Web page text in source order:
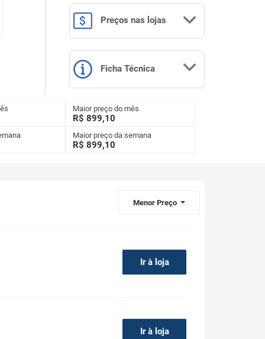
Preços nas lojas
Ficha Técnica
Maior preço do mês
R$ 899,10
Maior preço da semana
R$ 899,10
Menor Preço
Ir à loja
Ir à loja